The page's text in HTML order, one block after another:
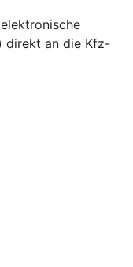
direkt an die Kfz-